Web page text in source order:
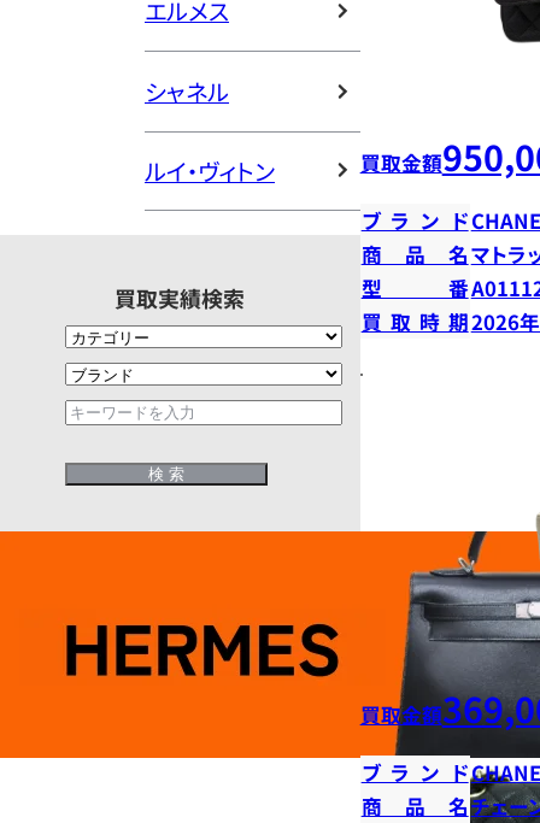
エルメス
シャネル
ルイ・ヴィトン
買取実績検索
買取金額
ブランド
商品名マトラ
型番
買取時期2026
買取金額
ブランド
商品名チェー